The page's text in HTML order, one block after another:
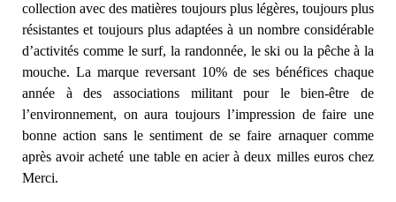
collection avec des matières toujours plus légères, toujours plus
résistantes et toujours plus adaptées à un nombre considérable
d’activités comme le surf, la randonnée, le ski ou la pêche à la
mouche. La marque reversant 10% de ses bénéfices chaque
année à des associations militant pour le bien-être de
l’environnement, on aura toujours l’impression de faire une
bonne action sans le sentiment de se faire arnaquer comme
après avoir acheté une table en acier à deux milles euros chez
Merci.